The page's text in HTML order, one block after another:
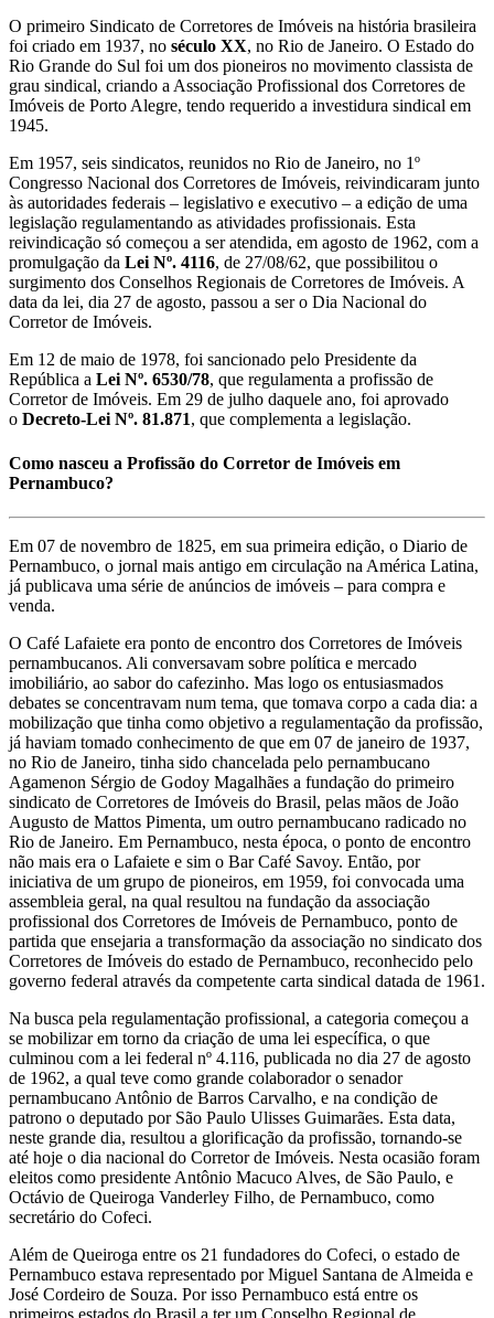
O primeiro Sindicato de Corretores de Imóveis na história brasileira
foi criado em 1937, no século XX, no Rio de Janeiro. O Estado do
Rio Grande do Sul foi um dos pioneiros no movimento classista de
grau sindical, criando a Associação Profissional dos Corretores de
Imóveis de Porto Alegre, tendo requerido a investidura sindical em
1945.
Em 1957, seis sindicatos, reunidos no Rio de Janeiro, no 1º
Congresso Nacional dos Corretores de Imóveis, reivindicaram junto
às autoridades federais – legislativo e executivo – a edição de uma
legislação regulamentando as atividades profissionais. Esta
reivindicação só começou a ser atendida, em agosto de 1962, com a
promulgação da Lei Nº. 4116, de 27/08/62, que possibilitou o
surgimento dos Conselhos Regionais de Corretores de Imóveis. A
data da lei, dia 27 de agosto, passou a ser o Dia Nacional do
Corretor de Imóveis.
Em 12 de maio de 1978, foi sancionado pelo Presidente da
República a Lei Nº. 6530/78, que regulamenta a profissão de
Corretor de Imóveis. Em 29 de julho daquele ano, foi aprovado
o Decreto-Lei Nº. 81.871, que complementa a legislação.
Como nasceu a Profissão do Corretor de Imóveis em
Pernambuco?
Em 07 de novembro de 1825, em sua primeira edição, o Diario de
Pernambuco, o jornal mais antigo em circulação na América Latina,
já publicava uma série de anúncios de imóveis – para compra e
venda.
O Café Lafaiete era ponto de encontro dos Corretores de Imóveis
pernambucanos. Ali conversavam sobre política e mercado
imobiliário, ao sabor do cafezinho. Mas logo os entusiasmados
debates se concentravam num tema, que tomava corpo a cada dia: a
mobilização que tinha como objetivo a regulamentação da profissão,
já haviam tomado conhecimento de que em 07 de janeiro de 1937,
no Rio de Janeiro, tinha sido chancelada pelo pernambucano
Agamenon Sérgio de Godoy Magalhães a fundação do primeiro
sindicato de Corretores de Imóveis do Brasil, pelas mãos de João
Augusto de Mattos Pimenta, um outro pernambucano radicado no
Rio de Janeiro. Em Pernambuco, nesta época, o ponto de encontro
não mais era o Lafaiete e sim o Bar Café Savoy. Então, por
iniciativa de um grupo de pioneiros, em 1959, foi convocada uma
assembleia geral, na qual resultou na fundação da associação
profissional dos Corretores de Imóveis de Pernambuco, ponto de
partida que ensejaria a transformação da associação no sindicato dos
Corretores de Imóveis do estado de Pernambuco, reconhecido pelo
governo federal através da competente carta sindical datada de 1961.
Na busca pela regulamentação profissional, a categoria começou a
se mobilizar em torno da criação de uma lei específica, o que
culminou com a lei federal nº 4.116, publicada no dia 27 de agosto
de 1962, a qual teve como grande colaborador o senador
pernambucano Antônio de Barros Carvalho, e na condição de
patrono o deputado por São Paulo Ulisses Guimarães. Esta data,
neste grande dia, resultou a glorificação da profissão, tornando-se
até hoje o dia nacional do Corretor de Imóveis. Nesta ocasião foram
eleitos como presidente Antônio Macuco Alves, de São Paulo, e
Octávio de Queiroga Vanderley Filho, de Pernambuco, como
secretário do Cofeci.
Além de Queiroga entre os 21 fundadores do Cofeci, o estado de
Pernambuco estava representado por Miguel Santana de Almeida e
José Cordeiro de Souza. Por isso Pernambuco está entre os
primeiros estados do Brasil a ter um Conselho Regional de